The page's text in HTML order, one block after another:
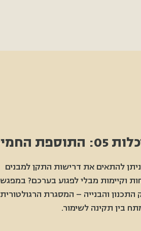
להתאים את דרישות התקן למבנים
וקיימות מבלי לפגוע בערכם? במפגש
והבנייה – המסגרת הרגולטורית
בין תקינה לשימור.